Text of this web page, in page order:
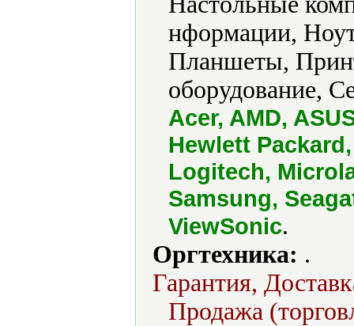
нформации,
Планшеты,
оборудование,
Acer, AMD,
Hewlett
Logitech,
Samsung,
ViewSonic.
Оргтехника: .
Гарантия,
Продажа